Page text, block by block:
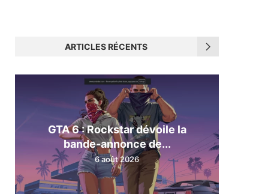
ARTICLES RÉCENTS
GTA 6 : Rockstar dévoile la
bande-annonce de...
6 août 2026